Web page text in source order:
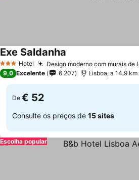
3 EstrelasHotel Design moderno com murais de
Exe Saldanha
9,0 Excelente 6.207 Lisboa, a 14.9
De € 52
Consulte os preços de 15 sites
Escolha popular